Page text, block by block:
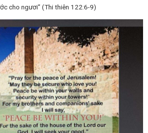
cho ngươi” (Thi thiên 122:6-9)